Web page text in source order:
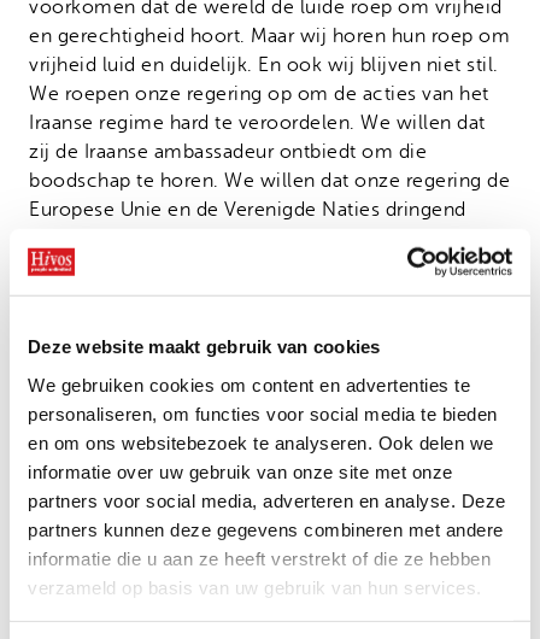
Deze website maakt gebruik van cookies
We gebruiken cookies om content en advertenties te
personaliseren, om functies voor social media te bieden
en om ons websitebezoek te analyseren. Ook delen we
informatie over uw gebruik van onze site met onze
partners voor social media, adverteren en analyse. Deze
partners kunnen deze gegevens combineren met andere
informatie die u aan ze heeft verstrekt of die ze hebben
verzameld op basis van uw gebruik van hun services.
voorkomen dat de wereld de luide roep om vrijheid
en gerechtigheid hoort. Maar wij horen hun roep om
vrijheid luid en duidelijk. En ook wij blijven niet stil.
We roepen onze regering op om de acties van het
Iraanse regime hard te veroordelen. We willen dat
zij de Iraanse ambassadeur ontbiedt om die
boodschap te horen. We willen dat onze regering de
Europese Unie en de Verenigde Naties dringend
tegen de machthebbers in Iran in te stellen en de
vrouwen in Iran hun vrijheid terug te geven.
We roepen jou op om je bij ons aan te sluiten.
Wees niet stil!
Mahsa Jina Amini.
Zeg haar naam!
Kom ook naar de solidariteitsdemonstratie op
zaterdag 8 oktober 2022 in Den Haag op het
Malieveld vanaf 14.00 uur enteken de oproep aan
de Nederlandse regering.